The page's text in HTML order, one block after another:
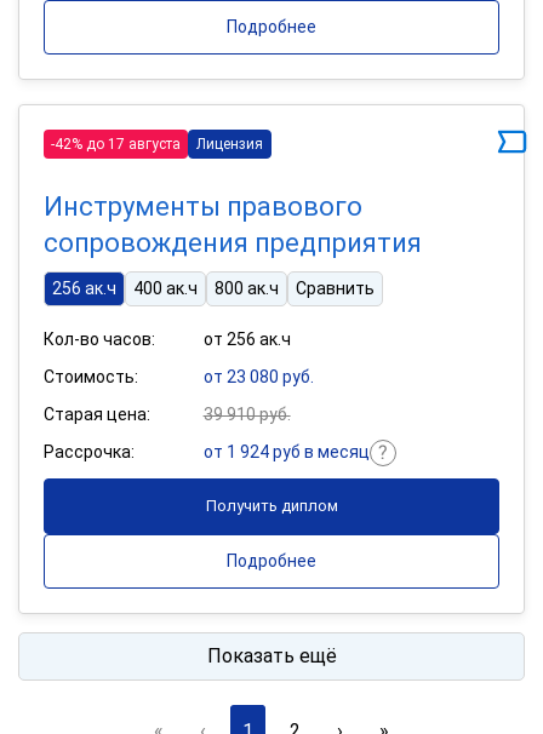
Подробнее
-42% до 17 августа Лицензия
Инструменты правового
сопровождения предприятия
256 ак.ч 400 ак.ч 800 ак.ч Сравнить
Кол-во часов:
от 256 ак.ч
Стоимость:
от 23 080 руб.
Старая цена:
39 910 руб.
Рассрочка:
от 1 924 руб в месяц
Получить диплом
Подробнее
Показать ещё